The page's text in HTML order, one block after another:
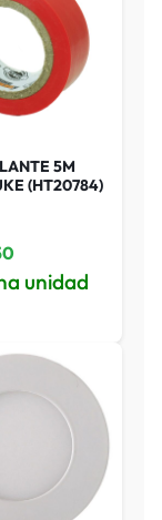
5M
(HT20784)
unidad